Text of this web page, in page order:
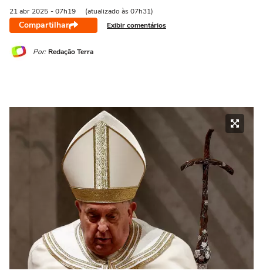
21 abr 2025 - 07h19 (atualizado às 07h31)
Compartilhar Exibir comentários
Por: Redação Terra